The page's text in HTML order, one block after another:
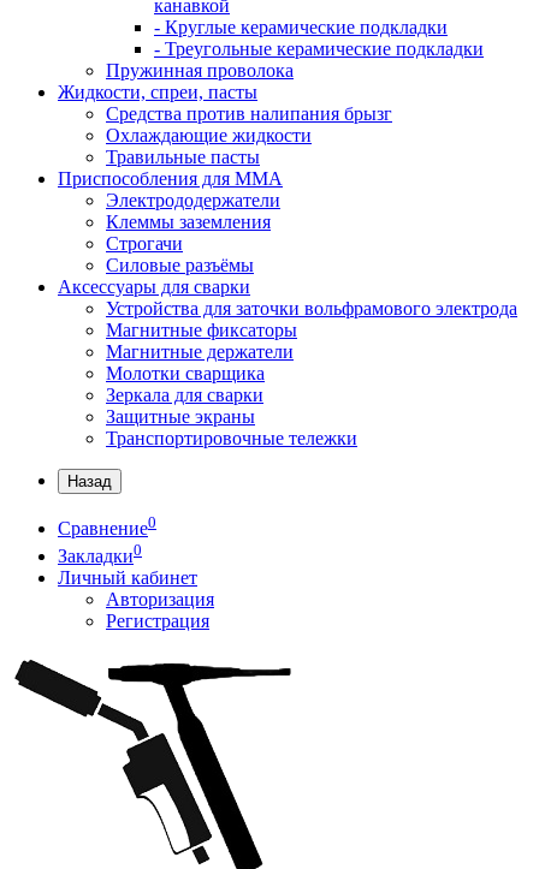
канавкой
- Круглые керамические подкладки
- Треугольные керамические подкладки
Пружинная проволока
Жидкости, спреи, пасты
Средства против налипания брызг
Охлаждающие жидкости
Травильные пасты
Приспособления для ММА
Электрододержатели
Клеммы заземления
Строгачи
Силовые разъёмы
Аксессуары для сварки
Устройства для заточки вольфрамового электрода
Магнитные фиксаторы
Магнитные держатели
Молотки сварщика
Зеркала для сварки
Защитные экраны
Транспортировочные тележки
Назад
Сравнение0
Закладки0
Личный кабинет
Авторизация
Регистрация